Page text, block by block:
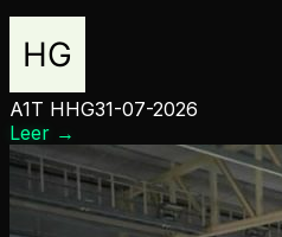
A1T HHG31-07-2026
Leer →